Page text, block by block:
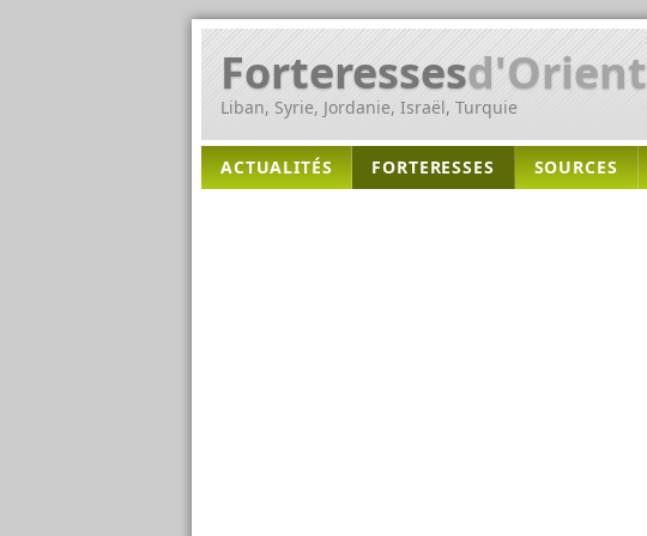
Forteressesd'Orient
Liban, Syrie, Jordanie, Israël, Turquie
ACTUALITÉS FORTERESSES SOURCES